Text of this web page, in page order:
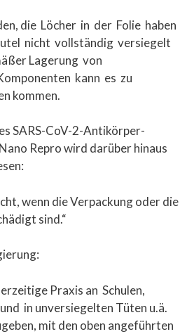
die Löcher in der Folie haben
nicht vollständig versiegelt
Lagerung von
kann es zu
kommen.
SARS-CoV-2-Antikörper-
Repro wird darüber hinaus
wenn die Verpackung oder die
sind.“
Praxis an Schulen,
in unversiegelten Tüten u.ä.
mit den oben angeführten